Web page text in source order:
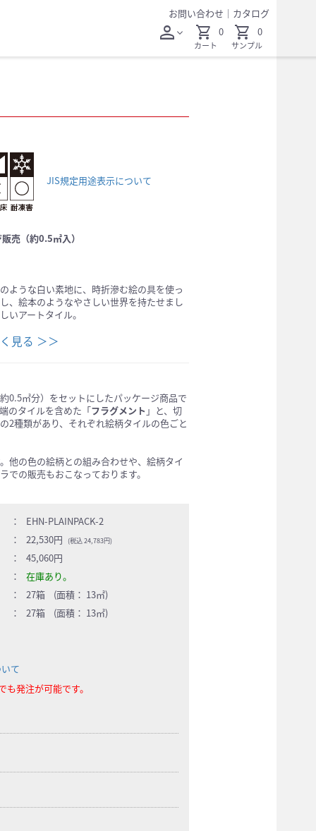
お問い合わせ ｜ カタログ
personexpand_more shopping_cart
カート
0 shopping_cart
サンプル
0
JIS規定用途表示について
売（約0.5㎡入）
ような白い素地に、時折滲む絵の具を使っ
、絵本のようなやさしい世界を持たせまし
いアートタイル。
「絵本」についてもっと詳しく見る ＞＞
0.5㎡分）をセットにしたパッケージ商品で
のタイルを含めた「フラグメント 」と、切
2種類があり、それぞれ絵柄タイルの色ごと
他の色の絵柄との組み合わせや、絵柄タイ
での販売もおこなっております。
：
EHN-PLAINPACK-2
：
22,530円 (税込 24,783円)
：
45,060円
：
在庫あり。
：
27箱 (面積： 13㎡)
：
27箱 (面積： 13㎡)
て
発注が可能です。